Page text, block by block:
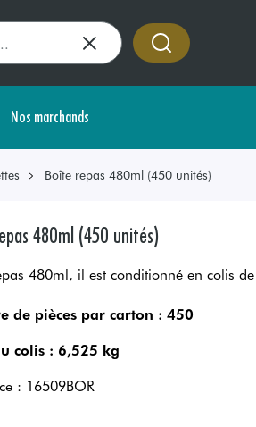
Nos marchands
Boîte repas 480ml (450 unités)
480ml (450 unités)
480ml, il est conditionné en colis
de pièces par carton : 450
colis : 6,525 kg
: 16509BOR